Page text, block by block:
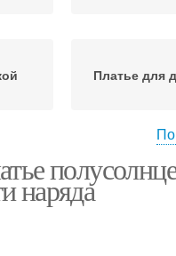
Платье для
наряда